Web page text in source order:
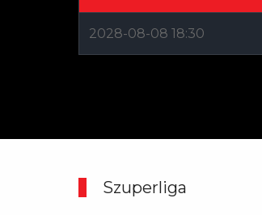
2028-08-08 18:30
Szuperliga